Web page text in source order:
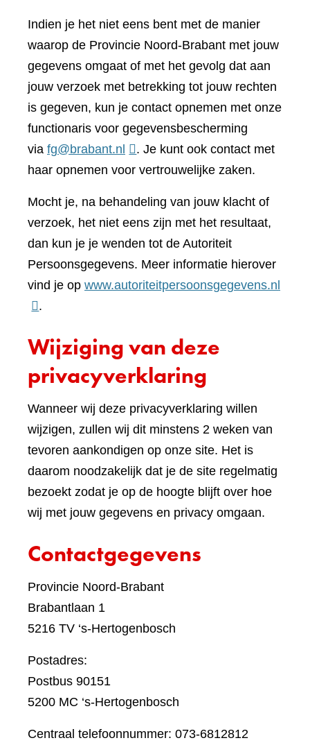
Indien je het niet eens bent met de manier
waarop de Provincie Noord-Brabant met jouw
gegevens omgaat of met het gevolg dat aan
jouw verzoek met betrekking tot jouw rechten
is gegeven, kun je contact opnemen met onze
functionaris voor gegevensbescherming
via fg@brabant.nl
. Je kunt ook contact met
haar opnemen voor vertrouwelijke zaken.
Mocht je, na behandeling van jouw klacht of
verzoek, het niet eens zijn met het resultaat,
dan kun je je wenden tot de Autoriteit
Persoonsgegevens. Meer informatie hierover
vind je op www.autoriteitpersoonsgegevens.nl
.
Wijziging van deze
privacyverklaring
Wanneer wij deze privacyverklaring willen
wijzigen, zullen wij dit minstens 2 weken van
tevoren aankondigen op onze site. Het is
daarom noodzakelijk dat je de site regelmatig
bezoekt zodat je op de hoogte blijft over hoe
wij met jouw gegevens en privacy omgaan.
Contactgegevens
Provincie Noord-Brabant
Brabantlaan 1
5216 TV ‘s-Hertogenbosch
Postadres:
Postbus 90151
5200 MC ‘s-Hertogenbosch
Centraal telefoonnummer: 073-6812812